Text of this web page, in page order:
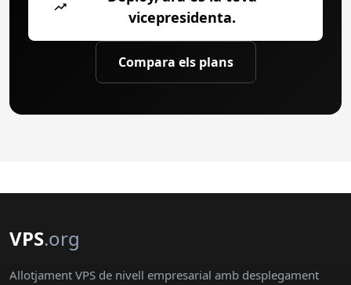
vicepresidenta.
Compara els plans
VPS.org
Allotjament VPS de nivell empresarial amb desplegament